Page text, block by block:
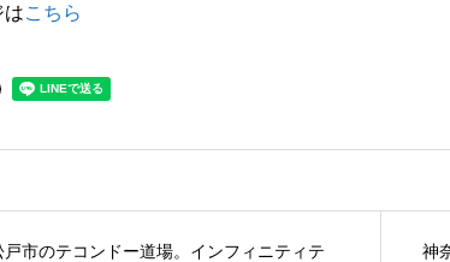
はこちら
戸市のテコンドー道場。インフィニティテ
神